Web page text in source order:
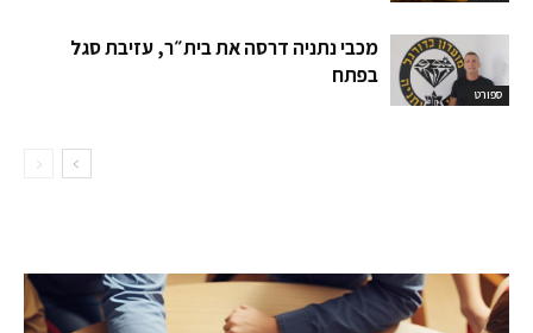
ספורט
מכבי נתניה דרסה את בית״ר, עזיבת סגל
בפתח